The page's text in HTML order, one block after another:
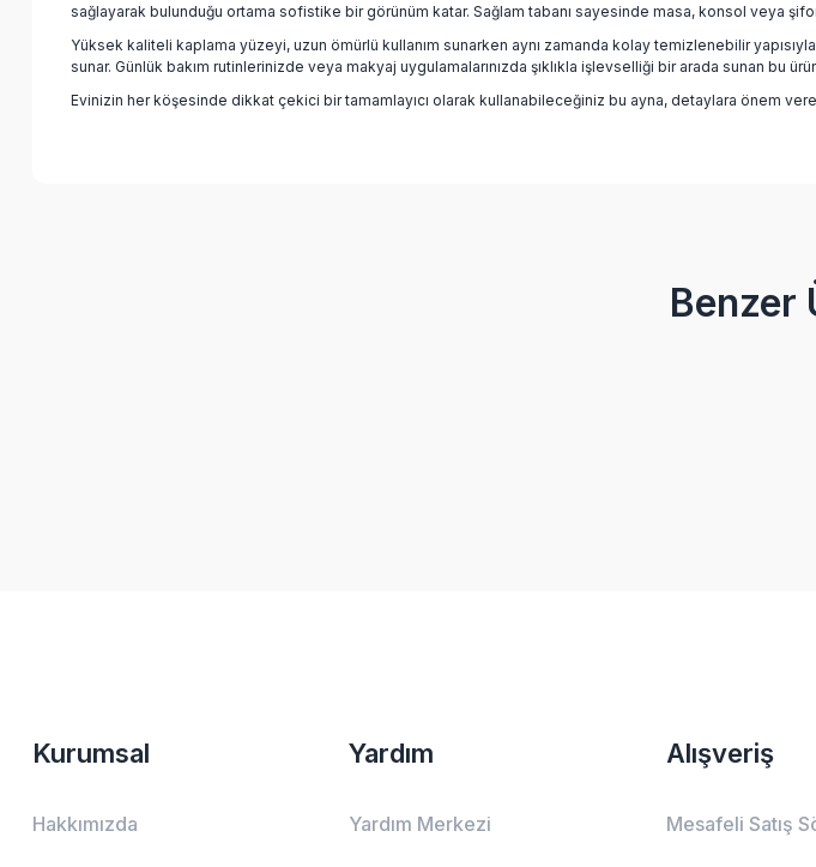
sağlayarak bulunduğu ortama sofistike bir görünüm katar. Sağlam tabanı sayesinde masa, konsol veya
Yüksek kaliteli kaplama yüzeyi, uzun ömürlü kullanım sunarken aynı zamanda kolay temizlenebilir
sunar. Günlük bakım rutinlerinizde veya makyaj uygulamalarınızda şıklıkla işlevselliği bir arada sunan
Evinizin her köşesinde dikkat çekici bir tamamlayıcı olarak kullanabileceğiniz bu ayna, detaylara önem
Benzer
Kurumsal
Hakkımızda
Yardım
Yardım Merkezi
Alışveriş
Mesafeli Satış